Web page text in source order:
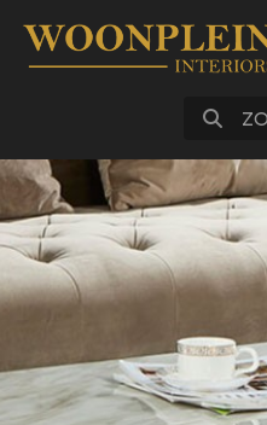
Bankstellen
Slapen
Stoelen
Vloeren
Accessoires
Maatwerk